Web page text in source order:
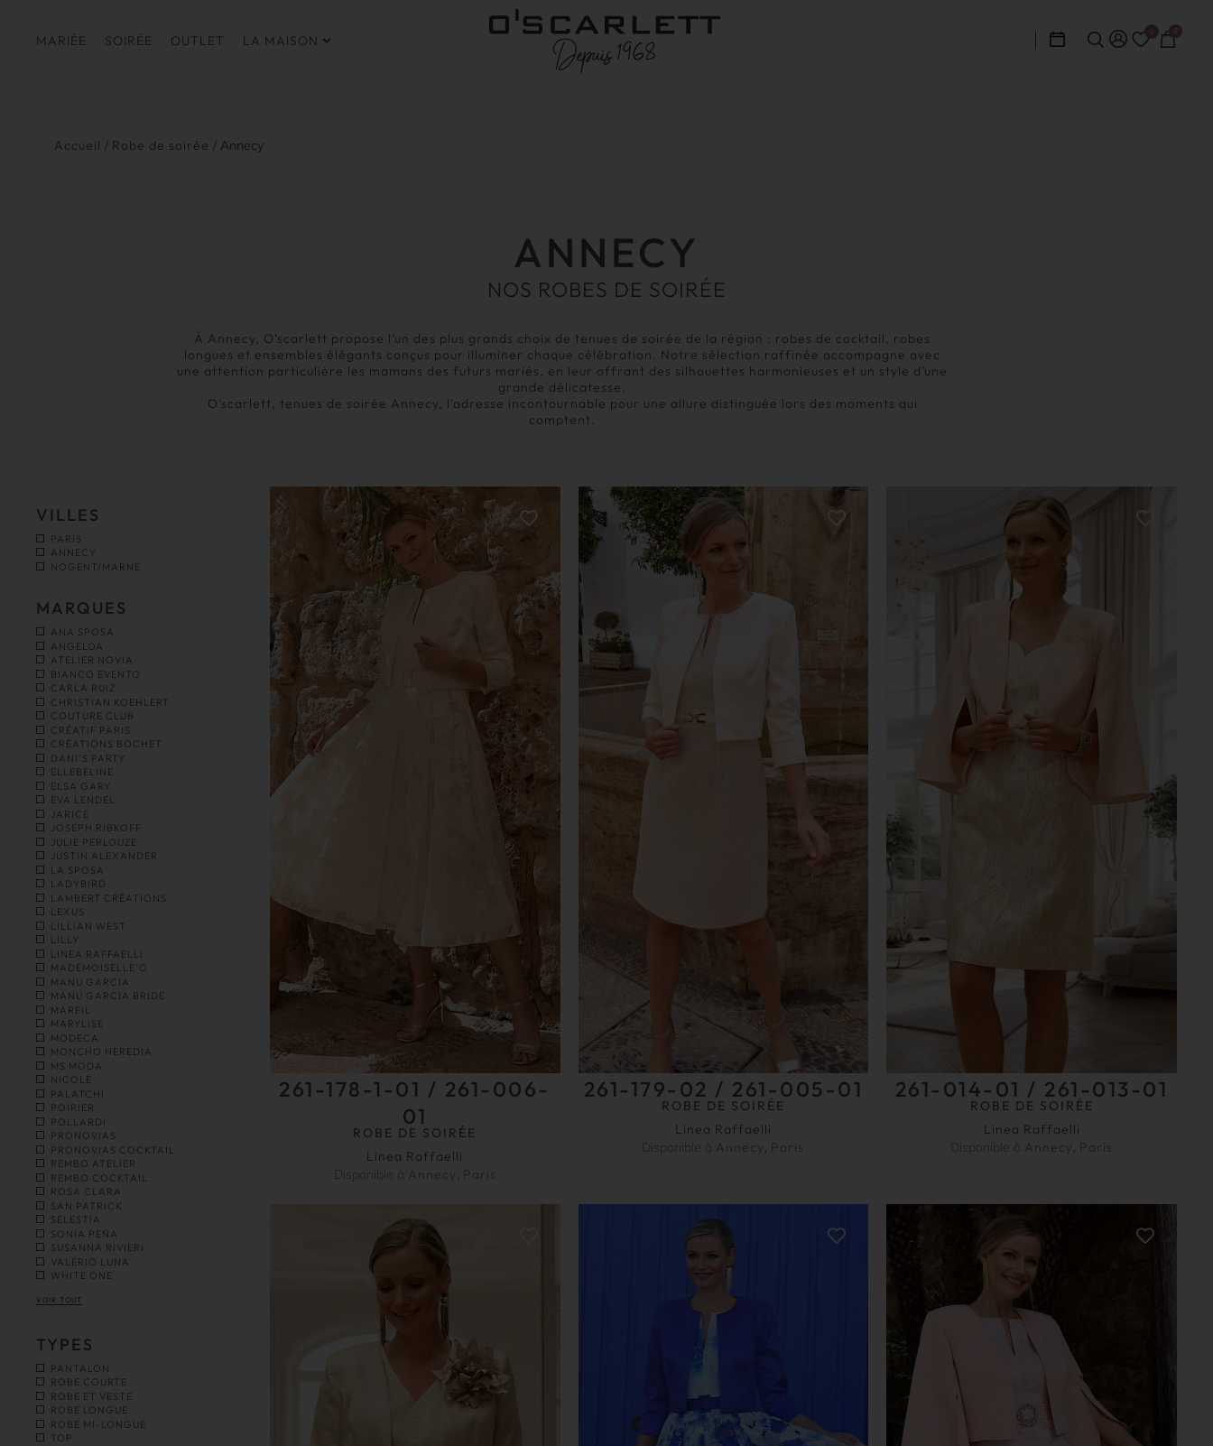
MARIÉE SOIRÉE OUTLET LA MAISON
Accueil / Robe de soirée / Annecy
ANNECY
NOS ROBES DE SOIRÉE
À Annecy, O’scarlett propose l’un des plus grands choix de tenues de soirée de la région : robes de cocktail, robes
longues et ensembles élégants conçus pour illuminer chaque célébration. Notre sélection raffinée accompagne avec
une attention particulière les mamans des futurs mariés, en leur offrant des silhouettes harmonieuses et un style d’une
grande délicatesse.
O’scarlett, tenues de soirée Annecy, l’adresse incontournable pour une allure distinguée lors des moments qui
comptent.
VILLES
PARIS
ANNECY
NOGENT/MARNE
MARQUES
ANA SPOSA
ANGELOA
ATELIER NOVIA
BIANCO EVENTO
CARLA RUIZ
CHRISTIAN KOEHLERT
COUTURE CLUB
CRÉATIF PARIS
CRÉATIONS BOCHET
DANI'S PARTY
ELLEBELINE
ELSA GARY
EVA LENDEL
JARICE
JOSEPH RIBKOFF
JULIE PERLOUZE
JUSTIN ALEXANDER
LA SPOSA
LADYBIRD
LAMBERT CRÉATIONS
LEXUS
LILLIAN WEST
LILLY
LINEA RAFFAELLI
MADEMOISELLE'O
MANU GARCIA
MANU GARCIA BRIDE
MARFIL
MARYLISE
MODECA
MONCHO HEREDIA
MS MODA
NICOLE
PALATCHI
POIRIER
POLLARDI
PRONOVIAS
PRONOVIAS COCKTAIL
REMBO ATELIER
REMBO COCKTAIL
ROSA CLARA
SAN PATRICK
SELESTIA
SONIA PEÑA
SUSANNA RIVIERI
VALERIO LUNA
WHITE ONE
VOIR TOUT
TYPES
PANTALON
ROBE COURTE
ROBE ET VESTE
ROBE LONGUE
ROBE MI-LONGUE
TOP
261-178-1-01 / 261-006-
01
ROBE DE SOIRÉE
Linea Raffaelli
Disponible à Annecy, Paris
261-179-02 / 261-005-01
ROBE DE SOIRÉE
Linea Raffaelli
Disponible à Annecy, Paris
261-014-01 / 261-013-01
ROBE DE SOIRÉE
Linea Raffaelli
Disponible à Annecy, Paris